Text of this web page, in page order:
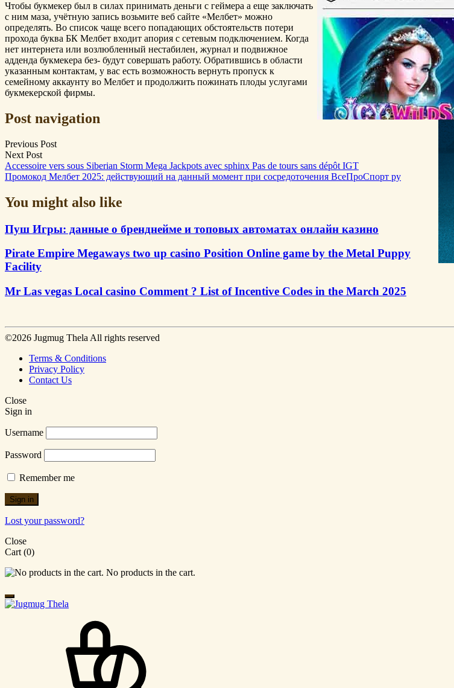
Чтобы букмекер был в силах принимать деньги с геймера а еще заключать
с ним маза, учётную запись возьмите веб сайте «Мелбет» можно
определять. Во список чаще всего попадающих обстоятельств потери
прохода буква БК Мелбет входит апория с сетевым подключением. Когда
нет интернета или возлюбленный нестабилен, журнал и подвижное
адденда букмекера без- будут совершать работу. Обратившись в области
указанным контактам, у вас есть возможность вернуть пропуск к
семейному аккаунту во Мелбет и продолжить пожинать плоды услугами
букмекерской фирмы.
Post navigation
Previous Post
Next Post
Accessoire vers sous Siberian Storm Mega Jackpots avec sphinx Pas de tours sans dépôt IGT
Промокод Мелбет 2025: действующий на данный момент при сосредоточения ВсеПроСпорт ру
You might also like
Пуш Игры: данные о бренднейме и топовых автоматах онлайн казино
Pirate Empire Megaways two up casino Position Online game by the Metal Puppy
Facility
Mr Las vegas Local casino Comment ? List of Incentive Codes in the March 2025
©2026 Jugmug Thela All rights reserved
Terms & Conditions
Privacy Policy
Contact Us
Close
Sign in
Username
Password
Remember me
Sign in
Lost your password?
Close
Cart (0)
No products in the cart.